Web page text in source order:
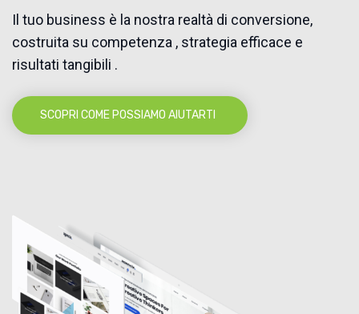
Il tuo business è la nostra realtà di conversione,
costruita su competenza , strategia efficace e
risultati tangibili .
SCOPRI COME POSSIAMO AIUTARTI